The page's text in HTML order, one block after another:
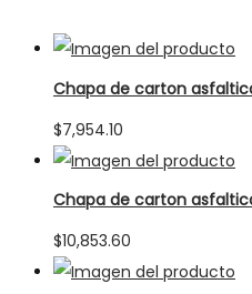
Chapa de carton
$7,954.10
Chapa de carton
$10,853.60